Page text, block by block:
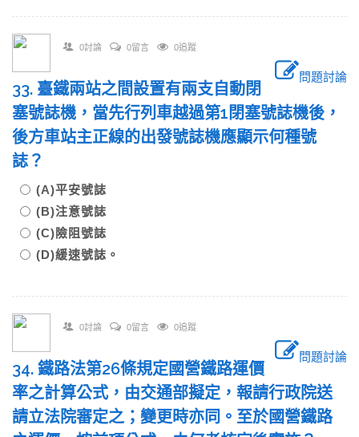
0討論 0留言 0追蹤
問題討論
33. 臺鐵兩站之間設置有兩支自動閉
塞號誌機，當先行列車越過第1閉塞號誌機後，
後方車站主正線的出發號誌機應顯示何種號
誌？
(A)平安號誌
(B)注意號誌
(C)險阻號誌
(D)緩速號誌。
0討論 0留言 0追蹤
問題討論
34. 鐵路法第26條規定國營鐵路運價
率之計算公式，由交通部擬定，報請行政院送
請立法院審定之；變更時亦同。至於國營鐵路